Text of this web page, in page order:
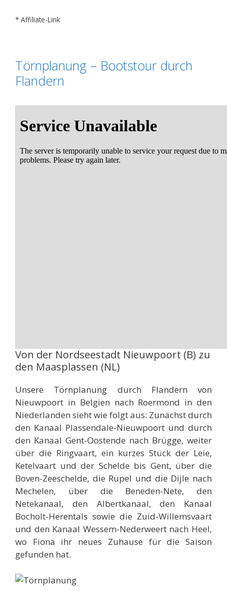
* Affiliate-Link
Törnplanung – Bootstour durch
Flandern
Von der Nordseestadt Nieuwpoort (B) zu
den Maasplassen (NL)
Unsere Törnplanung durch Flandern von
Nieuwpoort in Belgien nach Roermond in den
Niederlanden sieht wie folgt aus: Zunächst durch
den Kanaal Plassendale-Nieuwpoort und durch
den Kanaal Gent-Oostende nach Brügge, weiter
über die Ringvaart, ein kurzes Stück der Leie,
Ketelvaart und der Schelde bis Gent, über die
Boven-Zeeschelde, die Rupel und die Dijle nach
Mechelen, über die Beneden-Nete, den
Netekanaal, den Albertkanaal, den Kanaal
Bocholt-Herentals sowie die Zuid-Willemsvaart
und den Kanaal Wessem-Nederweert nach Heel,
wo Fiona ihr neues Zuhause für die Saison
gefunden hat.